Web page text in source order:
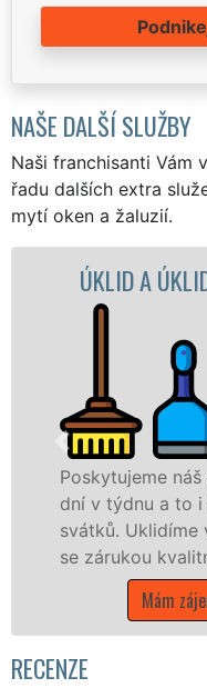
NAŠE DALŠÍ SLUŽBY
Naši franchisanti Vám
řadu dalších extra
mytí oken a žaluzií.
SLUŽBY
Franchisová síť
UKLÍZENÍ
Tlusticích a
profesionální,
ale levný úklid
i jednotlivce.
servis 24 hodin
i během víkendů či
vše, co zákazník
odvedené práce.
zájem o úklid v Tlusticích
RECENZE